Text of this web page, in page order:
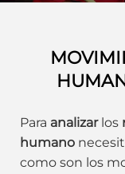
Para analizarlos
humano
como son los